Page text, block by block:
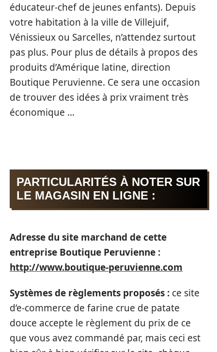
éducateur-chef de jeunes enfants). Depuis
votre habitation à la ville de Villejuif,
Vénissieux ou Sarcelles, n’attendez surtout
pas plus. Pour plus de détails à propos des
produits d’Amérique latine, direction
Boutique Peruvienne. Ce sera une occasion
de trouver des idées à prix vraiment très
économique …
PARTICULARITÉS À NOTER SUR
LE MAGASIN EN LIGNE :
Adresse du site marchand de cette
entreprise Boutique Peruvienne :
http://www.boutique-peruvienne.com
Systèmes de règlements proposés : ce site
d’e-commerce de farine crue de patate
douce accepte le règlement du prix de ce
que vous avez commandé par, mais ceci est